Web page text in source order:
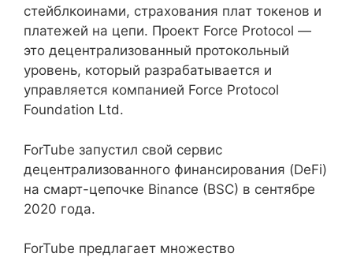
стейблкоинами, страхования плат токенов и
платежей на цепи. Проект Force Protocol —
это децентрализованный протокольный
уровень, который разрабатывается и
управляется компанией Force Protocol
Foundation Ltd.
ForTube запустил свой сервис
децентрализованного финансирования (DeFi)
на смарт-цепочке Binance (BSC) в сентябре
2020 года.
ForTube предлагает множество